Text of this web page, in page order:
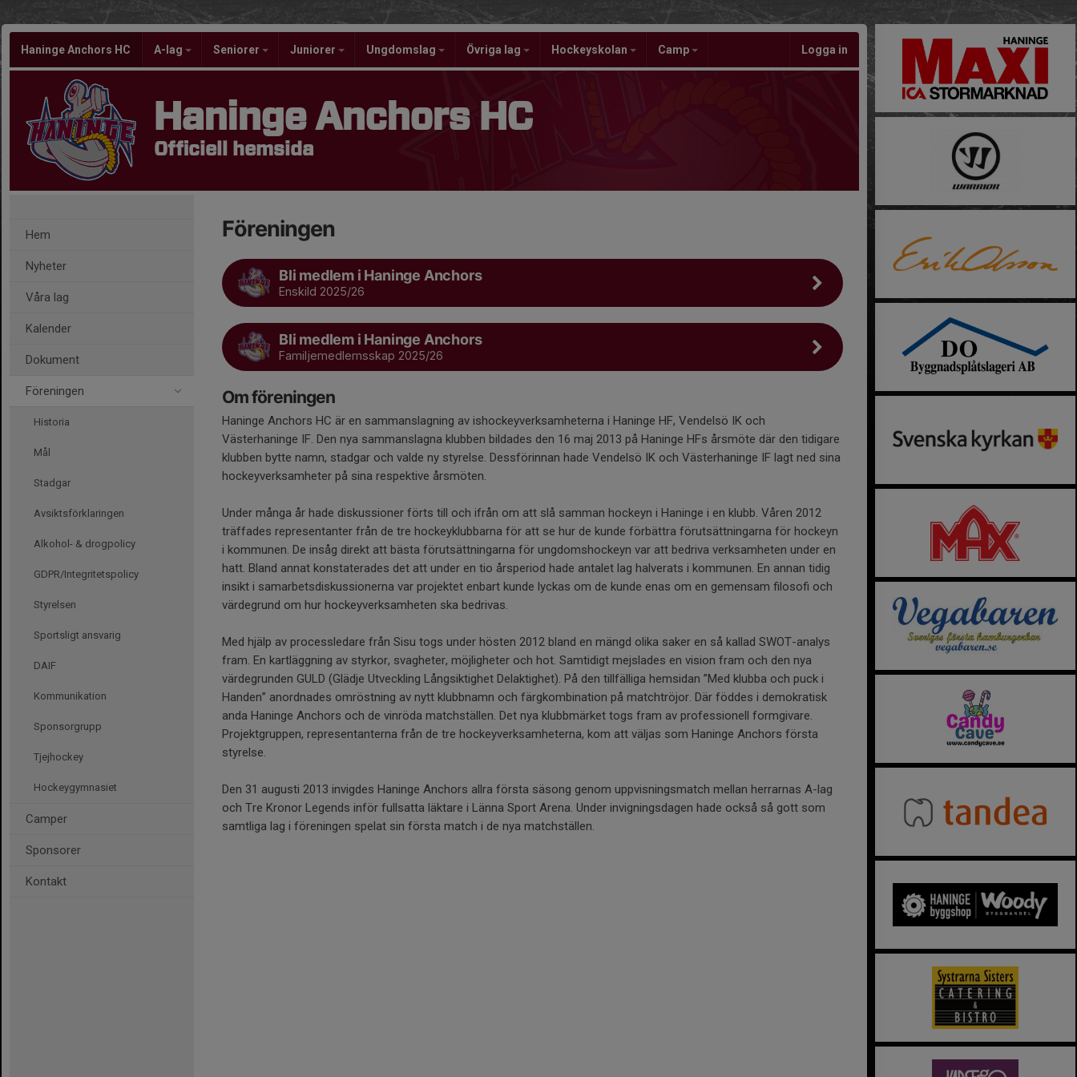
Haninge Anchors HC A-lag Seniorer Juniorer Ungdomslag Övriga lag Hockeyskolan Camp Logga in
Haninge Anchors HC
Officiell hemsida
Hem
Nyheter
Våra lag
Kalender
Dokument
Föreningen
Historia
Mål
Stadgar
Avsiktsförklaringen
Alkohol- & drogpolicy
GDPR/Integritetspolicy
Styrelsen
Sportsligt ansvarig
DAIF
Kommunikation
Sponsorgrupp
Tjejhockey
Hockeygymnasiet
Camper
Sponsorer
Kontakt
Föreningen
Bli medlem i Haninge Anchors
Enskild 2025/26
Bli medlem i Haninge Anchors
Familjemedlemsskap 2025/26
Om föreningen
Haninge Anchors HC är en sammanslagning av ishockeyverksamheterna i Haninge HF, Vendelsö IK och
Västerhaninge IF. Den nya sammanslagna klubben bildades den 16 maj 2013 på Haninge HFs årsmöte där den tidigare
klubben bytte namn, stadgar och valde ny styrelse. Dessförinnan hade Vendelsö IK och Västerhaninge IF lagt ned sina
hockeyverksamheter på sina respektive årsmöten.
Under många år hade diskussioner förts till och ifrån om att slå samman hockeyn i Haninge i en klubb. Våren 2012
träffades representanter från de tre hockeyklubbarna för att se hur de kunde förbättra förutsättningarna för hockeyn
i kommunen. De insåg direkt att bästa förutsättningarna för ungdomshockeyn var att bedriva verksamheten under en
hatt. Bland annat konstaterades det att under en tio årsperiod hade antalet lag halverats i kommunen. En annan tidig
insikt i samarbetsdiskussionerna var projektet enbart kunde lyckas om de kunde enas om en gemensam filosofi och
värdegrund om hur hockeyverksamheten ska bedrivas.
Med hjälp av processledare från Sisu togs under hösten 2012 bland en mängd olika saker en så kallad SWOT-analys
fram. En kartläggning av styrkor, svagheter, möjligheter och hot. Samtidigt mejslades en vision fram och den nya
värdegrunden GULD (Glädje Utveckling Långsiktighet Delaktighet). På den tillfälliga hemsidan ”Med klubba och puck i
Handen” anordnades omröstning av nytt klubbnamn och färgkombination på matchtröjor. Där föddes i demokratisk
anda Haninge Anchors och de vinröda matchställen. Det nya klubbmärket togs fram av professionell formgivare.
Projektgruppen, representanterna från de tre hockeyverksamheterna, kom att väljas som Haninge Anchors första
styrelse.
Den 31 augusti 2013 invigdes Haninge Anchors allra första säsong genom uppvisningsmatch mellan herrarnas A-lag
och Tre Kronor Legends inför fullsatta läktare i Länna Sport Arena. Under invigningsdagen hade också så gott som
samtliga lag i föreningen spelat sin första match i de nya matchställen.